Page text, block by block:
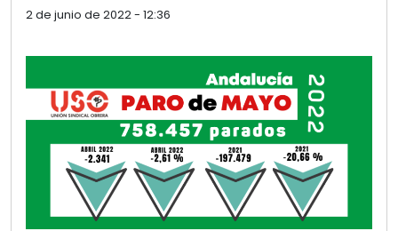
2 de junio de 2022 - 12:36